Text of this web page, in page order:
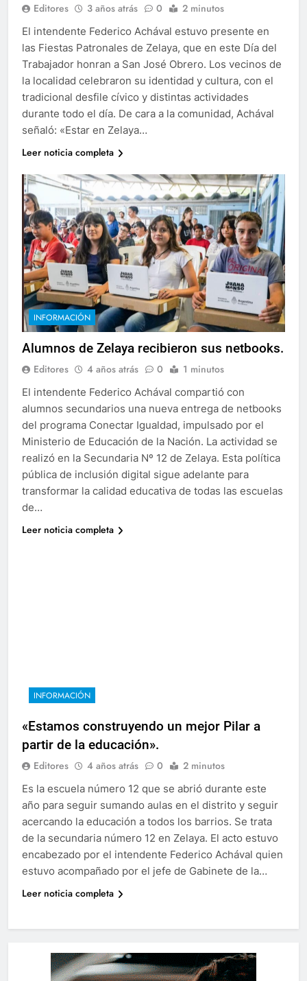
Editores 3 años atrás 0 2 minutos
El intendente Federico Achával estuvo presente en
las Fiestas Patronales de Zelaya, que en este Día del
Trabajador honran a San José Obrero. Los vecinos de
la localidad celebraron su identidad y cultura, con el
tradicional desfile cívico y distintas actividades
durante todo el día. De cara a la comunidad, Achával
señaló: «Estar en Zelaya…
Leer noticia completa
INFORMACIÓN
Alumnos de Zelaya recibieron sus netbooks.
Editores 4 años atrás 0 1 minutos
El intendente Federico Achával compartió con
alumnos secundarios una nueva entrega de netbooks
del programa Conectar Igualdad, impulsado por el
Ministerio de Educación de la Nación. La actividad se
realizó en la Secundaria Nº 12 de Zelaya. Esta política
pública de inclusión digital sigue adelante para
transformar la calidad educativa de todas las escuelas
de…
Leer noticia completa
INFORMACIÓN
«Estamos construyendo un mejor Pilar a
partir de la educación».
Editores 4 años atrás 0 2 minutos
Es la escuela número 12 que se abrió durante este
año para seguir sumando aulas en el distrito y seguir
acercando la educación a todos los barrios. Se trata
de la secundaria número 12 en Zelaya. El acto estuvo
encabezado por el intendente Federico Achával quien
estuvo acompañado por el jefe de Gabinete de la…
Leer noticia completa